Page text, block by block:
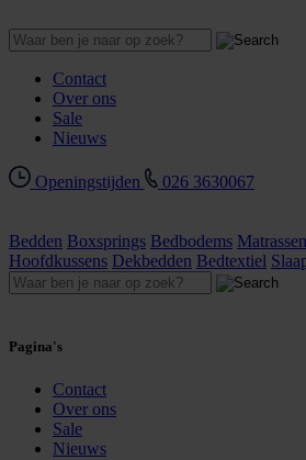
Contact
Over ons
Sale
Nieuws
Openingstijden 026 3630067
Bedden Boxsprings Bedbodems Matrassen
Hoofdkussens Dekbedden Bedtextiel
Pagina's
Contact
Over ons
Sale
Nieuws